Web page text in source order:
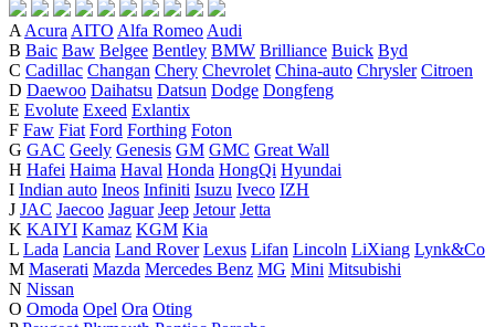
A Acura AITO Alfa Romeo Audi
B Baic Baw Belgee Bentley BMW Brilliance Buick Byd
C Cadillac Changan Chery Chevrolet China-auto Chrysler Citroen
D Daewoo Daihatsu Datsun Dodge Dongfeng
E Evolute Exeed Exlantix
F Faw Fiat Ford Forthing Foton
G GAC Geely Genesis GM GMC Great Wall
H Hafei Haima Haval Honda HongQi Hyundai
I Indian auto Ineos Infiniti Isuzu Iveco IZH
J JAC Jaecoo Jaguar Jeep Jetour Jetta
K KAIYI Kamaz KGM Kia
L Lada Lancia Land Rover Lexus Lifan Lincoln LiXiang Lynk&Co
M Maserati Mazda Mercedes Benz MG Mini Mitsubishi
N Nissan
O Omoda Opel Ora Oting